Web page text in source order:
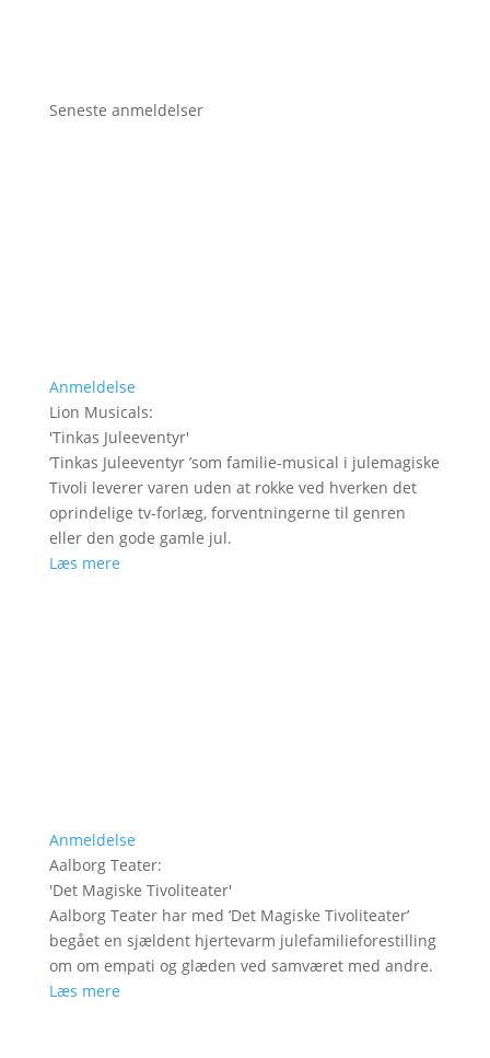
Seneste anmeldelser
Anmeldelse
Lion Musicals:
'Tinkas Juleeventyr'
’Tinkas Juleeventyr ’som familie-musical i julemagiske
Tivoli leverer varen uden at rokke ved hverken det
oprindelige tv-forlæg, forventningerne til genren
eller den gode gamle jul.
Læs mere
Anmeldelse
Aalborg Teater:
'Det Magiske Tivoliteater'
Aalborg Teater har med ’Det Magiske Tivoliteater’
begået en sjældent hjertevarm julefamilieforestilling
om om empati og glæden ved samværet med andre.
Læs mere